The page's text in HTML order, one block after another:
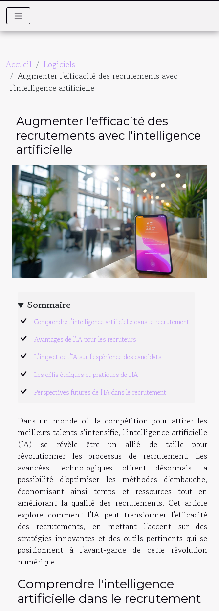
Accueil
Logiciels
Augmenter l'efficacité des recrutements avec
l'intelligence artificielle
Augmenter l'efficacité des
recrutements avec l'intelligence
artificielle
Sommaire
Comprendre l'intelligence artificielle dans le recrutement
Avantages de l'IA pour les recruteurs
L'impact de l'IA sur l'expérience des candidats
Les défis éthiques et pratiques de l'IA
Perspectives futures de l'IA dans le recrutement
Dans un monde où la compétition pour attirer les
meilleurs talents s'intensifie, l'intelligence artificielle
(IA) se révèle être un allié de taille pour
révolutionner les processus de recrutement. Les
avancées technologiques offrent désormais la
possibilité d'optimiser les méthodes d'embauche,
économisant ainsi temps et ressources tout en
améliorant la qualité des recrutements. Cet article
explore comment l'IA peut transformer l'efficacité
des recrutements, en mettant l'accent sur des
stratégies innovantes et des outils pertinents qui se
positionnent à l'avant-garde de cette révolution
numérique.
Comprendre l'intelligence
artificielle dans le recrutement